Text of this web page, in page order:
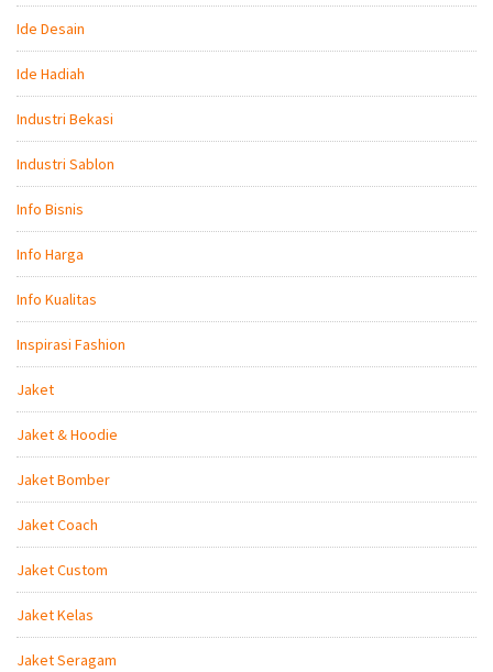
Ide Desain
Ide Hadiah
Industri Bekasi
Industri Sablon
Info Bisnis
Info Harga
Info Kualitas
Inspirasi Fashion
Jaket
Jaket & Hoodie
Jaket Bomber
Jaket Coach
Jaket Custom
Jaket Kelas
Jaket Seragam